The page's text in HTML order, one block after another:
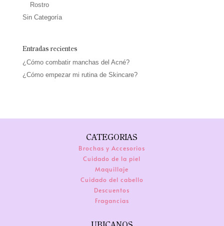
Rostro
Sin Categoría
Entradas recientes
¿Cómo combatir manchas del Acné?
¿Cómo empezar mi rutina de Skincare?
CATEGORIAS
Brochas y Accesorios
Cuidado de la piel
Maquillaje
Cuidado del cabello
Descuentos
Fragancias